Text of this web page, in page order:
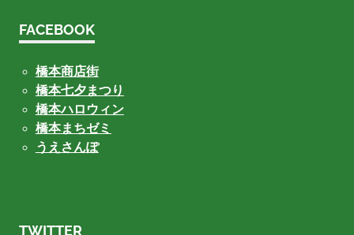
FACEBOOK
橋本商店街
橋本七夕まつり
橋本ハロウィン
橋本まちゼミ
うえさんぽ
TWITTER